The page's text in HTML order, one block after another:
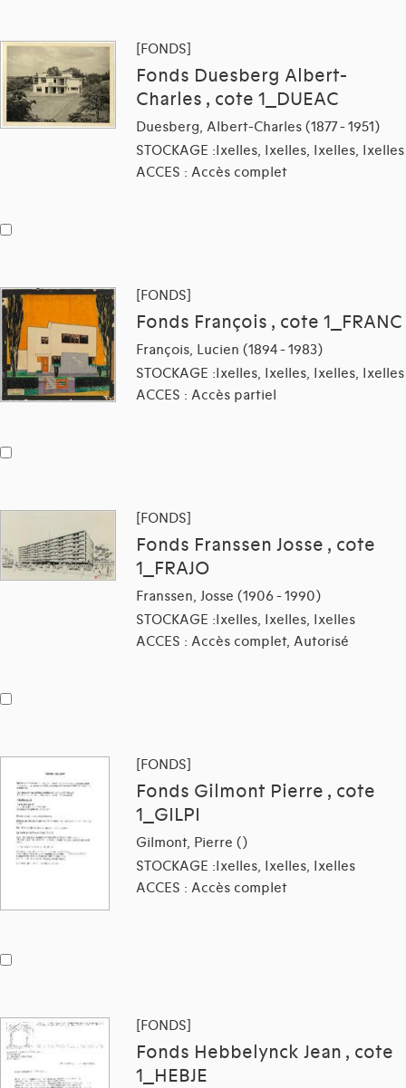
[FONDS]
Fonds Duesberg Albert-
Charles , cote 1_DUEAC
Duesberg, Albert-Charles (1877 - 1951)
STOCKAGE :Ixelles, Ixelles, Ixelles, Ixelles
ACCES : Accès complet
[FONDS]
Fonds François , cote 1_FRANC
François, Lucien (1894 - 1983)
STOCKAGE :Ixelles, Ixelles, Ixelles, Ixelles
ACCES : Accès partiel
[FONDS]
Fonds Franssen Josse , cote
1_FRAJO
Franssen, Josse (1906 - 1990)
STOCKAGE :Ixelles, Ixelles, Ixelles
ACCES : Accès complet, Autorisé
[FONDS]
Fonds Gilmont Pierre , cote
1_GILPI
Gilmont, Pierre ()
STOCKAGE :Ixelles, Ixelles, Ixelles
ACCES : Accès complet
[FONDS]
Fonds Hebbelynck Jean , cote
1_HEBJE